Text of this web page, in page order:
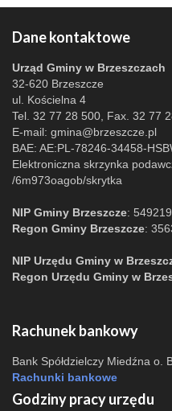
Dane kontaktowe
Urząd Gminy w Brzeszczach
32-620 Brzeszcze
ul. Kościelna 4
Tel. 32 77 28 500, Fax. 32 77
E-mail: gmina@brzeszcze.pl
BAE: AE:PL-78246-34458-
Elektroniczna skrzynka
/6m973oagob/skrytka
NIP Gminy Brzeszcze:
Regon Gminy Brzeszcze:
NIP Urzędu Gminy w
Regon Urzędu Gminy w
Rachunek bankowy
Bank Spółdzielczy Miedźna o.
Rachunki bankowe
Godziny pracy urzędu